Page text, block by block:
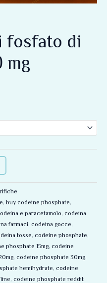
fosfato di
mg
, buy codeine phosphate,
e paracetamolo, codeina
farmaci, codeina gocce,
tosse, codeine phosphate,
phosphate 15mg, codeine
, codeine phosphate 30mg,
hemihydrate, codeine
, codeine phosphate reddit